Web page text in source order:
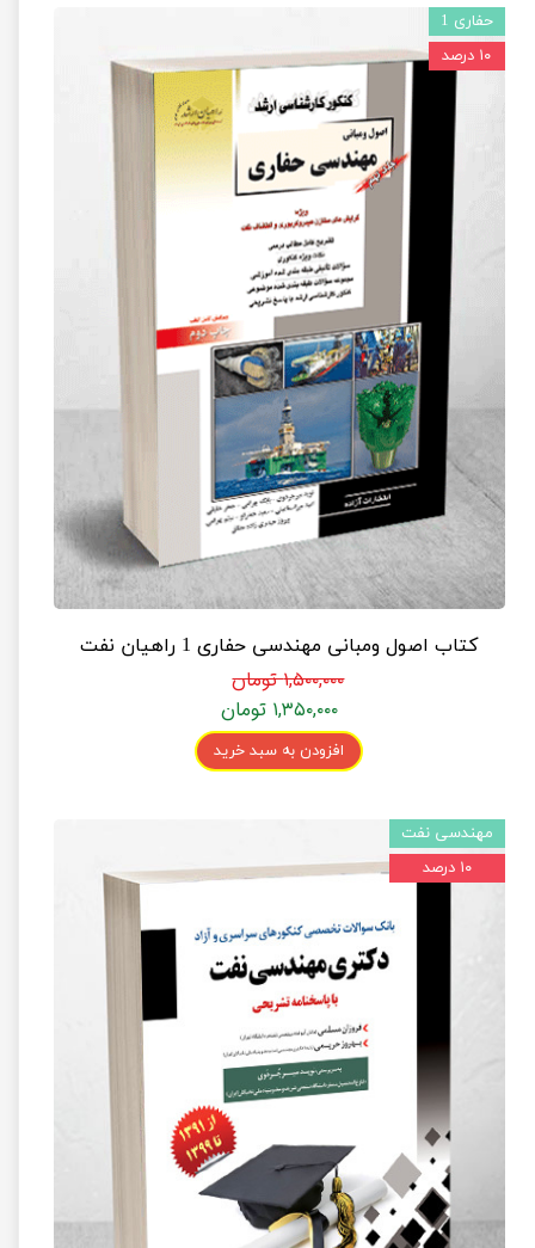
کتاب اصول ومبانی مهندسی حفاری 1 راهیان نفت
۱,۵۰۰,۰۰۰ تومان
۱,۳۵۰,۰۰۰ تومان
افزودن به سبد خرید
حفاری 1
۱۰ درصد
مهندسی نفت
۱۰ درصد